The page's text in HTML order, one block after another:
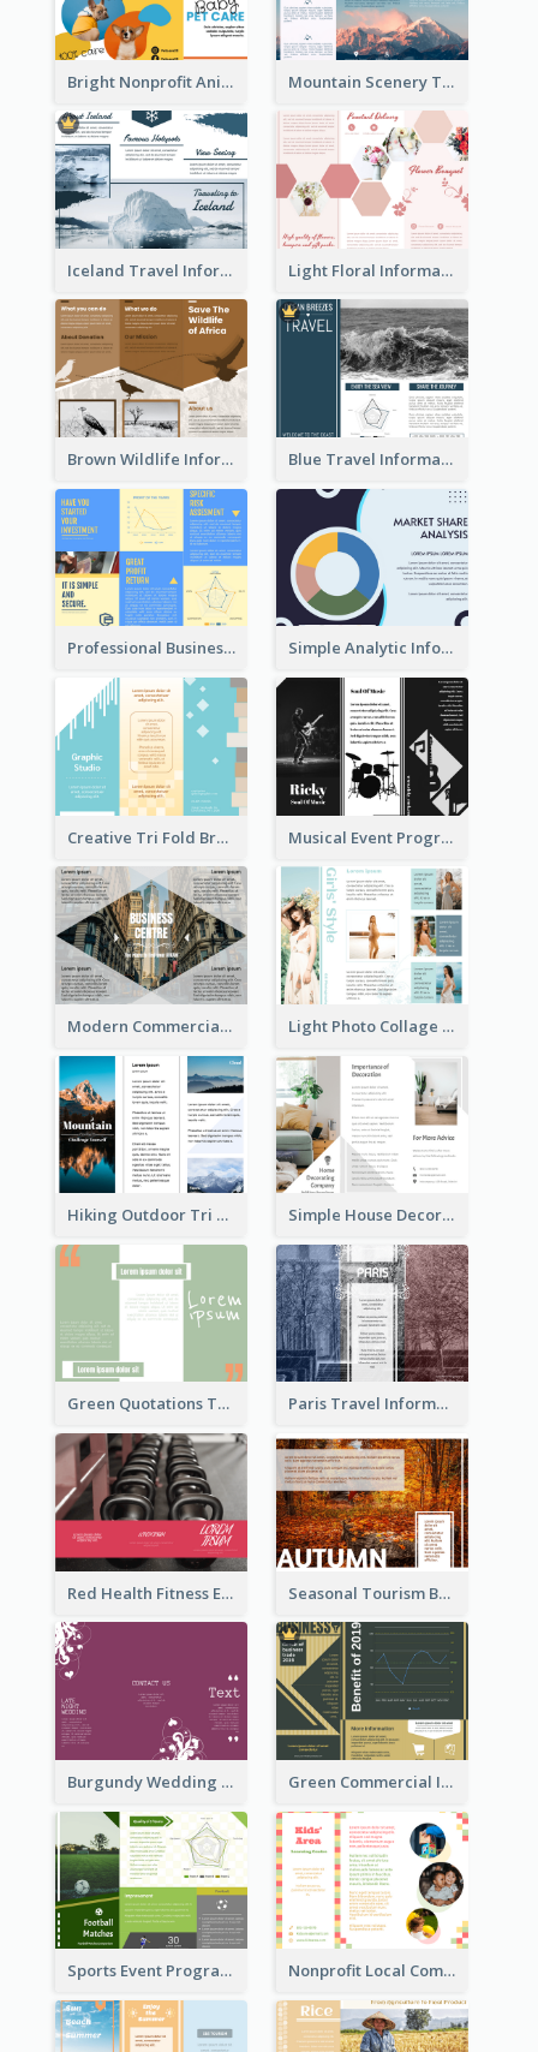
Bright Nonprofit Animal Care Tri Fold Brochure Mountain Scenery Tri Fold Brochure
Iceland Travel Informational Tri Fold Brochure Light Floral Informational Tri Fold Brochure
Brown Wildlife Informational Tri Fold Brochure Blue Travel Informational Tri Fold Brochure
Professional Business Informational Tri Fold Brochure Simple Analytic Informational Brochure
Creative Tri Fold Brochure Musical Event Program Tri Fold Brochure
Modern Commercial Real Estate Brochure Light Photo Collage Tri Fold Brochure
Hiking Outdoor Tri Fold Brochure Simple House Decoration Tri Fold Brochure
Green Quotations Tri Fold Brochure Paris Travel Informational Tri Fold Brochure
Red Health Fitness Event Brochure Seasonal Tourism Brochure
Burgundy Wedding Theme Tri Fold Brochure Green Commercial Informational Tri Fold Brochure
Sports Event Program Informational Tri Fold Brochure Nonprofit Local Community Tri Fold Brochure